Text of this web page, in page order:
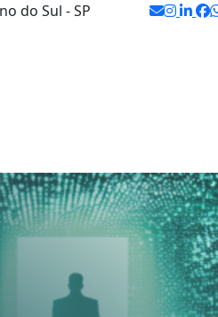
do Sul - SP